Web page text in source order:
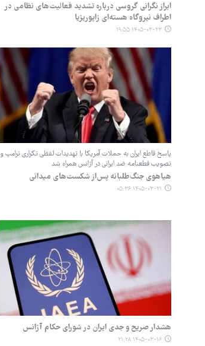
ابراز نگرانی گروسی درباره تشدید فعالیت‌های نظامی در
اطراف نیروگاه هسته‌ای زاپوریژیا
۱۴۰۵-۰۳-۲۳ ۱۹:۵۵
پاسخ قاطع ایران به حملات آمریکا با تهدیدات لفظی تکراری ترامپ و
تصویب قطعنامه ضد ایرانی در آژانس همراه شد
هیاهوی جنگ‌طلبانه پس‌از شکست‌های میدانی
۱۴۰۵-۰۳-۲۱ ۰۵:۳۶
هشدار صریح و جدی ایران در شورای حکام آژانس
۱۴۰۵-۰۳-۱۶ ۲۱:۲۸